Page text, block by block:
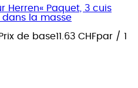
Herren« Paquet, 3 cuis
la masse
Prix de base11.63 CHFpar / 1